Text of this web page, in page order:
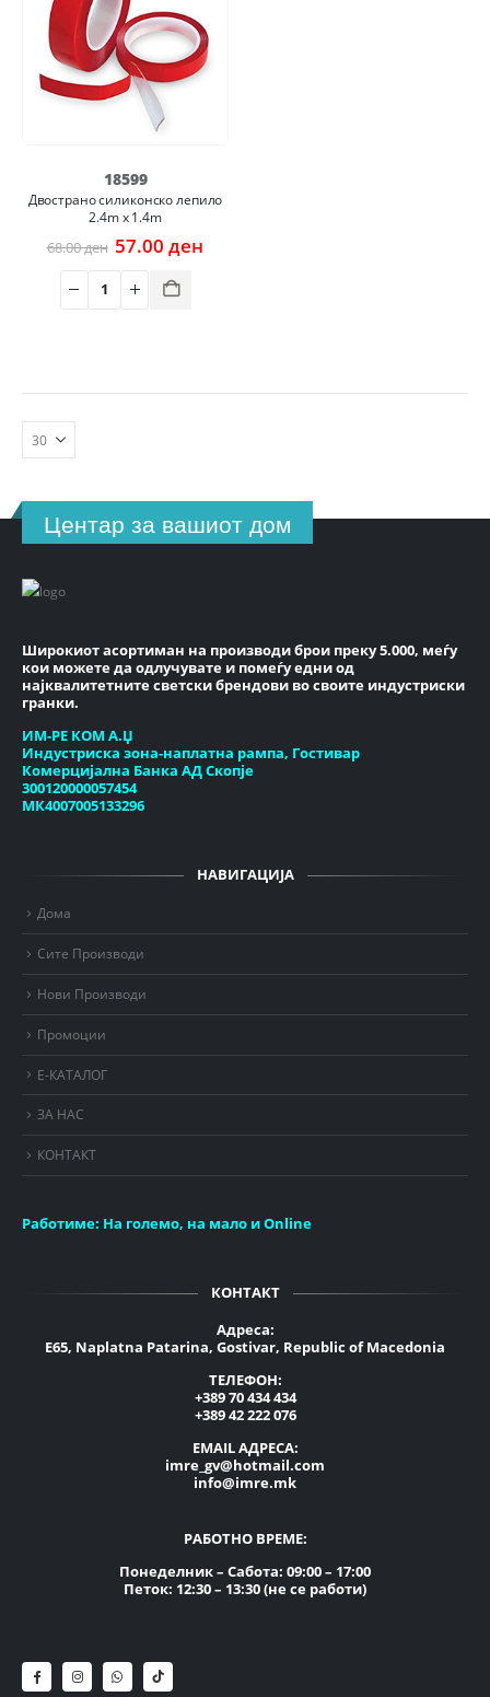
18599
Двострано силиконско лепило
2.4m x 1.4m
68.00ден Original
was:
68.00 ден.
57.00ден
Центар за вашиот дом
Широкиот асортиман на производи брои преку 5.000, меѓу
кои можете да одлучувате и помеѓу едни од
најквалитетните светски брендови во своите индустриски
гранки.
ИМ-РЕ КОМ А.Џ
Индустриска зона-наплатна рампа, Гостивар
Комерцијална Банка АД Скопје
300120000057454
МК4007005133296
НАВИГАЦИЈА
Дома
Сите Производи
Нови Производи
Промоции
Е-КАТАЛОГ
ЗА НАС
КОНТАКТ
Работиме: На големо, на мало и Online
КОНТАКТ
Адреса:
E65, Naplatna Patarina, Gostivar, Republic of Macedonia
ТЕЛЕФОН:
+389 70 434 434
+389 42 222 076
EMAIL АДРЕСА:
imre_gv@hotmail.com
info@imre.mk
РАБОТНО ВРЕМЕ:
Понеделник – Сабота: 09:00 – 17:00
Петок: 12:30 – 13:30 (не се работи)